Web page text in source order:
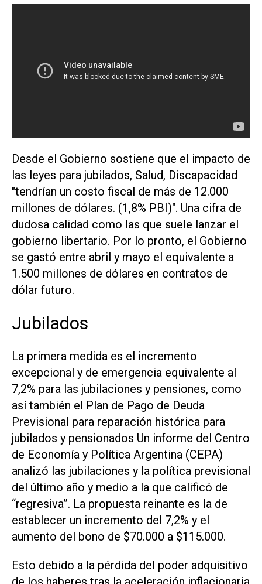
Desde el Gobierno sostiene que el impacto de
las leyes para jubilados, Salud, Discapacidad
"tendrían un costo fiscal de más de 12.000
millones de dólares. (1,8% PBI)". Una cifra de
dudosa calidad como las que suele lanzar el
gobierno libertario. Por lo pronto, el Gobierno
se gastó entre abril y mayo el equivalente a
1.500 millones de dólares en contratos de
dólar futuro.
Jubilados
La primera medida es el incremento
excepcional y de emergencia equivalente al
7,2% para las jubilaciones y pensiones, como
así también el Plan de Pago de Deuda
Previsional para reparación histórica para
jubilados y pensionados Un informe del Centro
de Economía y Política Argentina (CEPA)
analizó las jubilaciones y la política previsional
del último año y medio a la que calificó de
“regresiva”. La propuesta reinante es la de
establecer un incremento del 7,2% y el
aumento del bono de $70.000 a $115.000.
Esto debido a la pérdida del poder adquisitivo